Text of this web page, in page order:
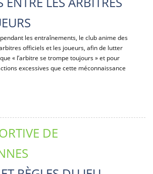
les entraînements, le club anime des
officiels et les joueurs, afin de lutter
« l’arbitre se trompe toujours » et pour
excessives que cette méconnaissance
DE